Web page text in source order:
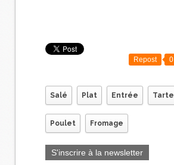
Repost 0
Salé Plat Entrée Tarte
Poulet Fromage
S'inscrire à la newsletter